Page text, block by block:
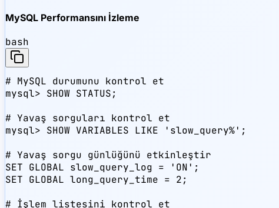
MySQL Performansını İzleme
bash
# MySQL durumunu kontrol et
mysql> SHOW STATUS;
# Yavaş sorguları kontrol et
mysql> SHOW VARIABLES LIKE 'slow_query%';
# Yavaş sorgu günlüğünü etkinleştir
SET GLOBAL slow_query_log = 'ON';
SET GLOBAL long_query_time = 2;
# İşlem listesini kontrol et